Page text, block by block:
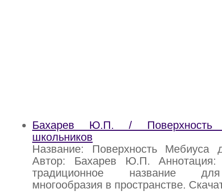
Бахарев Ю.П. / Поверхность
школьников
Название: Поверхность Мебиуса
Автор: Бахарев Ю.П. Аннотация:
традиционное название
многообразия в пространстве.